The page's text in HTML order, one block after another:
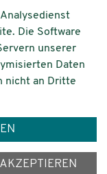
Die Software
unserer
Daten
nicht an Dritte